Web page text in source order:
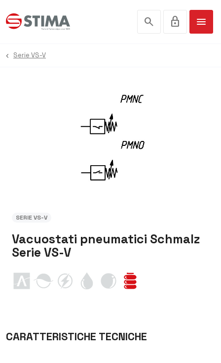
search lock menu
Serie VS-V
SERIE VS-V
Vacuostati pneumatici Schmalz
Serie VS-V
CARATTERISTICHE TECNICHE